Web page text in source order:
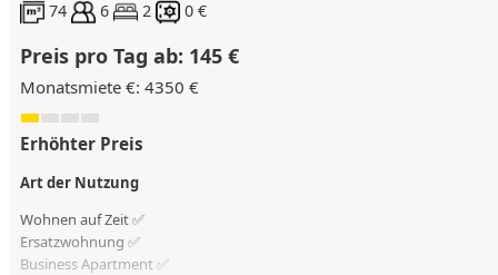
74
6 2 0 €
Preis pro Tag ab: 145 €
Monatsmiete €: 4350 €
Erhöhter Preis
Art der Nutzung
Wohnen auf Zeit ✅
Ersatzwohnung ✅
Business Apartment ✅